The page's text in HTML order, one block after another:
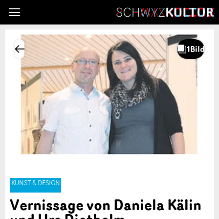
KUNST & DESIGN
Vernissage von Daniela Kälin